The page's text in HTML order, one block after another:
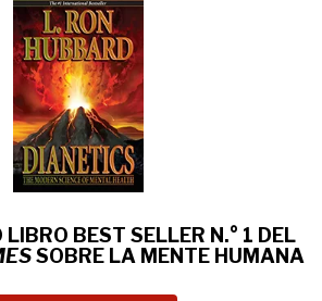
LIBRO BEST SELLER N.° 1 DEL
SOBRE LA MENTE HUMANA